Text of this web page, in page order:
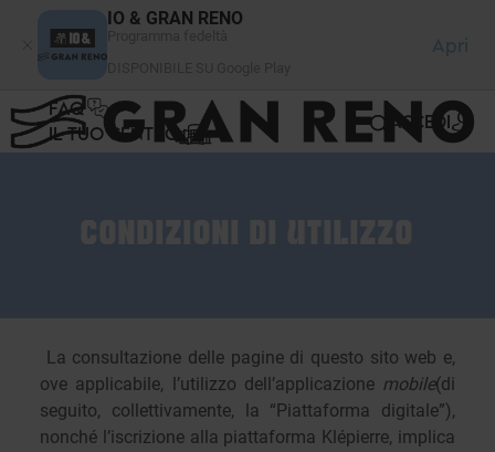
IO & GRAN RENO
Apri
FAQ
IL TUO CENTRO
ACCEDI
La consultazione delle pagine di questo sito web e,
ove applicabile, l’utilizzo dell’applicazione mobile(di
seguito, collettivamente, la “Piattaforma digitale”),
nonché l’iscrizione alla piattaforma Klépierre, implica
Pannello di gestione dei cookies